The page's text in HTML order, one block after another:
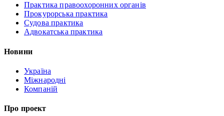
Практика правоохоронних органів
Прокурорська практика
Судова практика
Адвокатська практика
Новини
Україна
Міжнародні
Компаній
Про проект